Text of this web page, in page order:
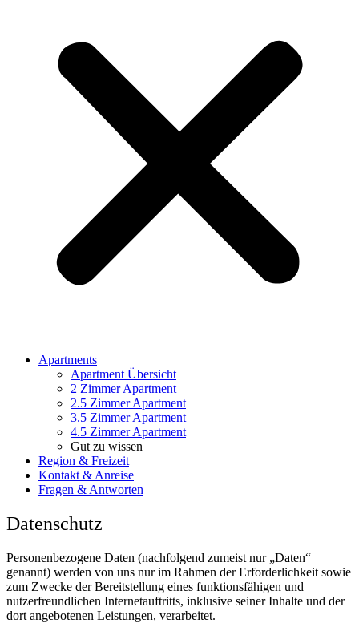
Apartments
Apartment Übersicht
2 Zimmer Apartment
2.5 Zimmer Apartment
3.5 Zimmer Apartment
4.5 Zimmer Apartment
Gut zu wissen
Region & Freizeit
Kontakt & Anreise
Fragen & Antworten
Datenschutz
Personenbezogene Daten (nachfolgend zumeist nur „Daten“
genannt) werden von uns nur im Rahmen der Erforderlichkeit sowie
zum Zwecke der Bereitstellung eines funktionsfähigen und
nutzerfreundlichen Internetauftritts, inklusive seiner Inhalte und der
dort angebotenen Leistungen, verarbeitet.